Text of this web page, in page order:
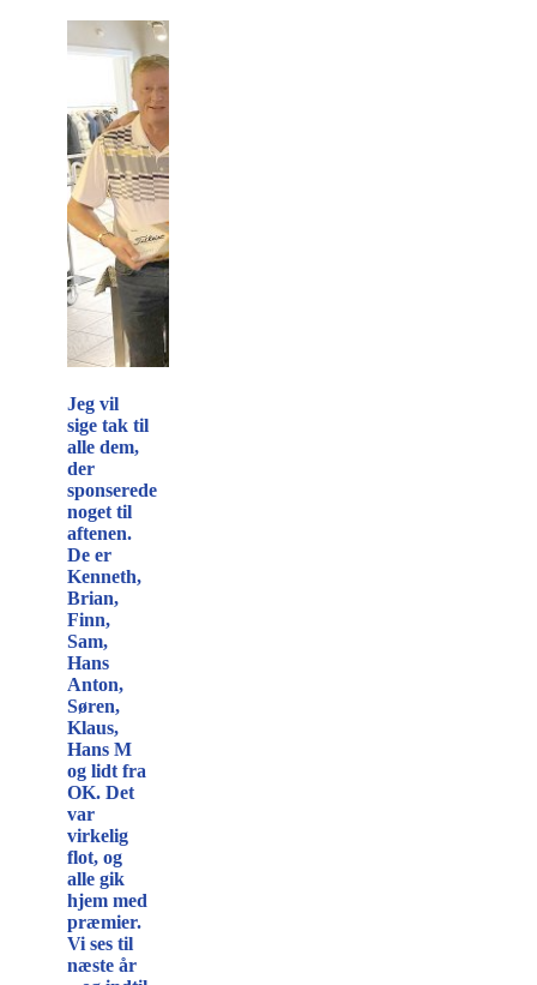
Jeg vil
sige tak til
alle dem,
der
sponserede
noget til
aftenen.
De er
Kenneth,
Brian,
Finn,
Sam,
Hans
Anton,
Søren,
Klaus,
Hans M
og lidt fra
OK. Det
var
virkelig
flot, og
alle gik
hjem med
præmier.
Vi ses til
næste år